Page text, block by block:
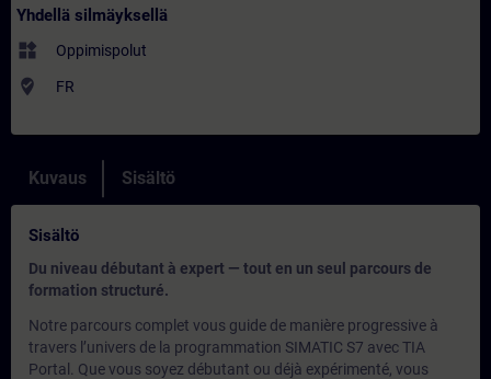
Yhdellä silmäyksellä
widgets Oppimispolut
where_to_vote FR
Kuvaus Sisältö
Sisältö
Du niveau débutant à expert — tout en un seul parcours de
formation structuré.
Notre parcours complet vous guide de manière progressive à
travers l’univers de la programmation SIMATIC S7 avec TIA
Portal. Que vous soyez débutant ou déjà expérimenté, vous